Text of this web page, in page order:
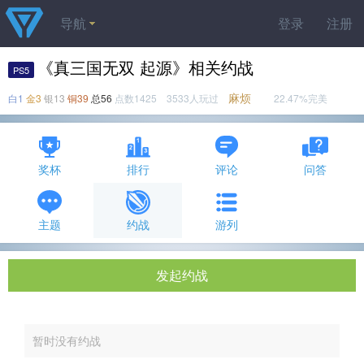
登录 注册
导航
PS5 《真三国无双 起源》相关约战
白1 金3 银13 铜39 总56 点数1425 3533人玩过 麻烦 22.47%完美
奖杯 排行 评论 问答
主题 约战 游列
发起约战
暂时没有约战